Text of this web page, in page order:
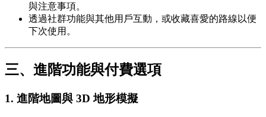
與注意事項。
透過社群功能與其他用戶互動，或收藏喜愛的路線以便
下次使用。
三、進階功能與付費選項
1. 進階地圖與 3D 地形模擬